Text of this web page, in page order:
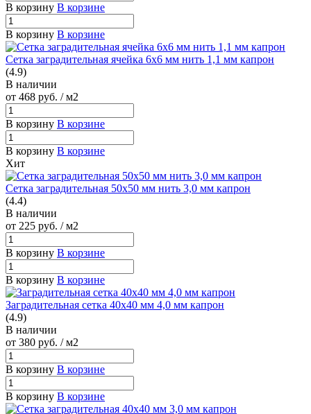
В корзину В корзине
В корзину В корзине
Сетка заградительная ячейка 6х6 мм нить 1,1 мм капрон
(4.9)
В наличии
от 468 руб. / м2
В корзину В корзине
В корзину В корзине
Хит
Сетка заградительная 50х50 мм нить 3,0 мм капрон
(4.4)
В наличии
от 225 руб. / м2
В корзину В корзине
В корзину В корзине
Заградительная сетка 40х40 мм 4,0 мм капрон
(4.9)
В наличии
от 380 руб. / м2
В корзину В корзине
В корзину В корзине